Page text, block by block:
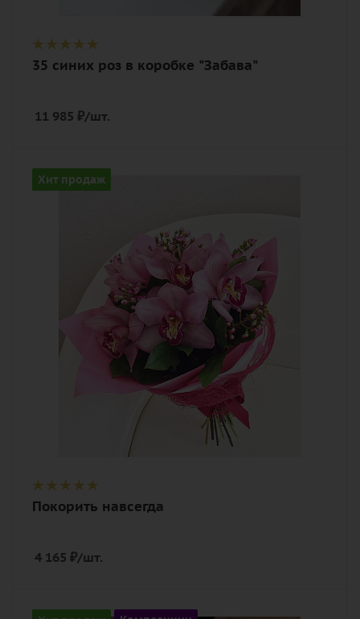
35 синих роз в коробке "Забава"
11 985 ₽/шт.
Хит продаж
Цвет
розовый
озотамнус, орхидея, зелень, лента,
дизайнерская упаковка
Покорить навсегда
4 165 ₽/шт.